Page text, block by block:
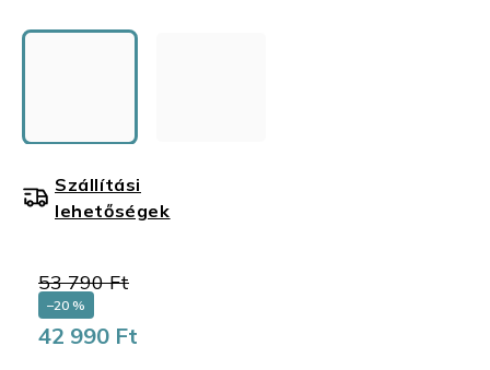
53 790 Ft
–20 %
42 990 Ft
Szállítási
lehetőségek